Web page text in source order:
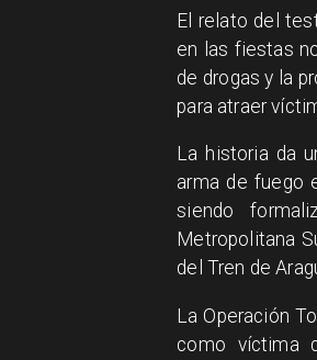
El relato del
en las fiestas
de drogas y la
para atraer
La historia da
arma de fuego
siendo
Metropolitana
del Tren de
La Operación
como víctima